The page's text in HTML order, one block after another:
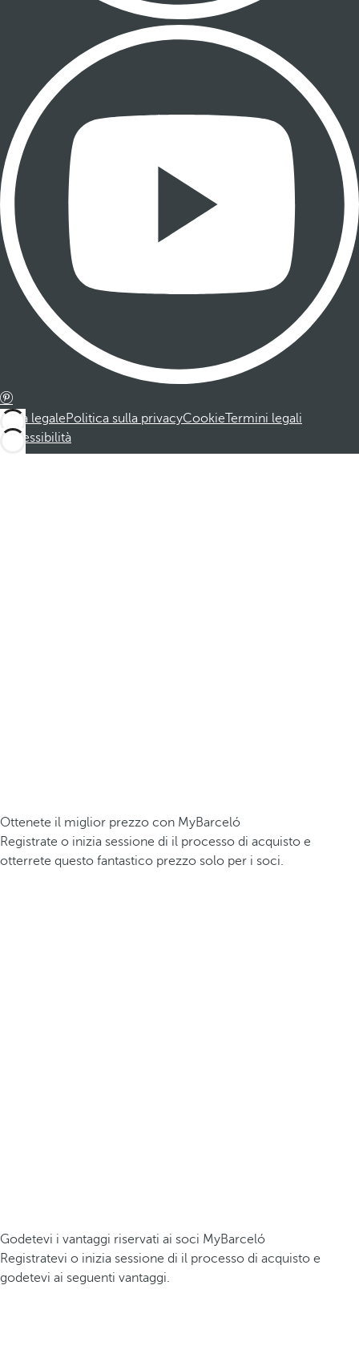
Nota legalePolitica sulla privacyCookieTermini legali
Accessibilità
Ottenete il miglior prezzo con MyBarceló
Registrate o inizia sessione di il processo di acquisto e
otterrete questo fantastico prezzo solo per i soci.
Godetevi i vantaggi riservati ai soci MyBarceló
Registratevi o inizia sessione di il processo di acquisto e
godetevi ai seguenti vantaggi.